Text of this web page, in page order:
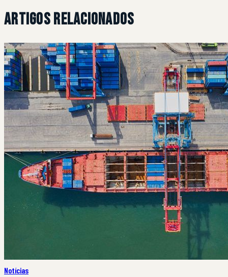
Artigos Relacionados
Notícias